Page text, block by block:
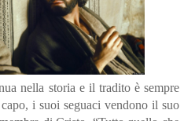
nella storia e il tradito è sempre
i suoi seguaci vendono il suo